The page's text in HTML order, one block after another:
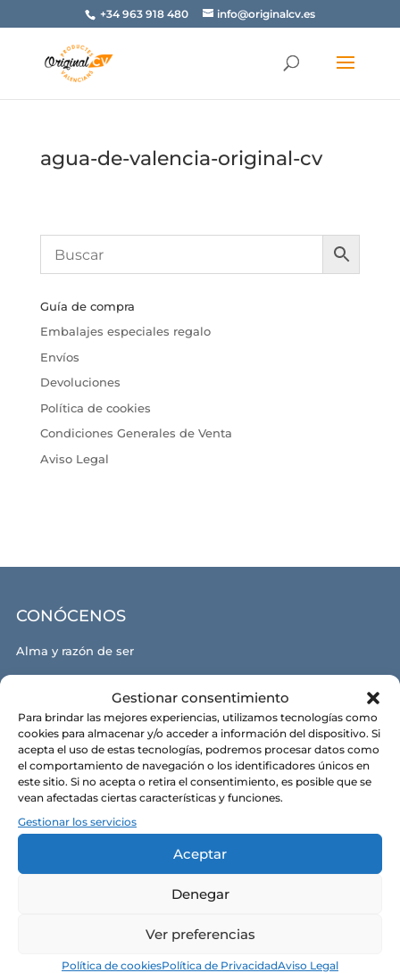
Gestionar consentimiento
Para brindar las mejores experiencias, utilizamos tecnologías como
cookies para almacenar y/o acceder a información del dispositivo. Si
acepta el uso de estas tecnologías, podremos procesar datos como
el comportamiento de navegación o los identificadores únicos en
este sitio. Si no acepta o retira el consentimiento, es posible que se
vean afectadas ciertas características y funciones.
Gestionar los servicios
Aceptar
Denegar
Ver preferencias
Política de cookiesPolítica de PrivacidadAviso Legal
+34 963 918 480 info@originalcv.es
agua-de-valencia-original-cv
Guía de compra
Embalajes especiales regalo
Envíos
Devoluciones
Política de cookies
Condiciones Generales de Venta
Aviso Legal
CONÓCENOS
Alma y razón de ser
Contacto
Política de privacidad
Política de cookies
Aviso legal y términos de uso